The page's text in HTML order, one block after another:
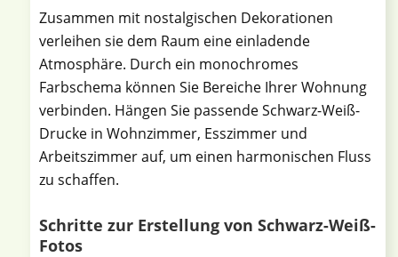
Zusammen mit nostalgischen Dekorationen
verleihen sie dem Raum eine einladende
Atmosphäre. Durch ein monochromes
Farbschema können Sie Bereiche Ihrer Wohnung
verbinden. Hängen Sie passende Schwarz-Weiß-
Drucke in Wohnzimmer, Esszimmer und
Arbeitszimmer auf, um einen harmonischen Fluss
zu schaffen.
Schritte zur Erstellung von Schwarz-Weiß-
Fotos